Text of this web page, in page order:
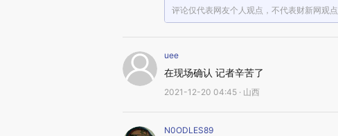
评论仅代表网友个人观点，不代表财新网观点
uee
在现场确认 记者辛苦了
2021-12-20 04:45 · 山西
N0ODLES89